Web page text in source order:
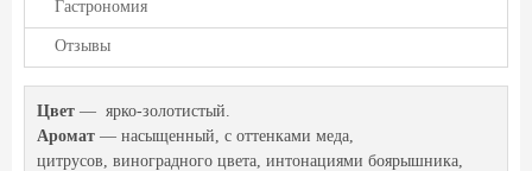
Гастрономия
Отзывы
Цвет — ярко-золотистый.
Аромат — насыщенный, с оттенками меда,
цитрусов, виноградного цвета, интонациями боярышника,